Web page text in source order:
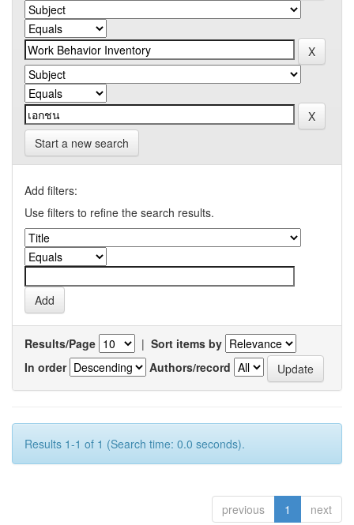
Start a new search
Add filters:
Use filters to refine the search results.
Results/Page | Sort items by
In order
Authors/record
Results 1-1 of 1 (Search time: 0.0 seconds).
previous 1 next